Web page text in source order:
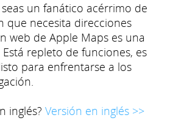
un fanático acérrimo de
que necesita direcciones
web de Apple Maps es una
repleto de funciones, es
para enfrentarse a los
inglés? Versión en inglés >>